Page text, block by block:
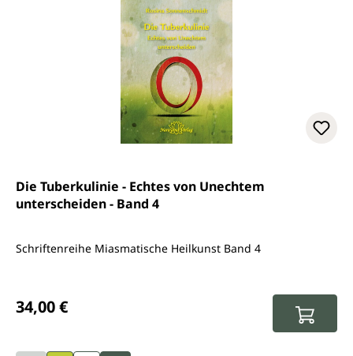
Die Tuberkulinie - Echtes von Unechtem
unterscheiden - Band 4
Schriftenreihe Miasmatische Heilkunst Band 4
34,00 €